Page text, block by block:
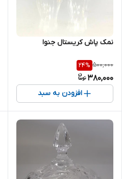
نمک پاش کریستال جنوا
500,000
24%
380,000
افزودن به سبد